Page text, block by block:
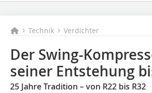
Technik Verdichter
Der Swing-
seiner Entstehung
25 Jahre Tradition – von R22 bis R32